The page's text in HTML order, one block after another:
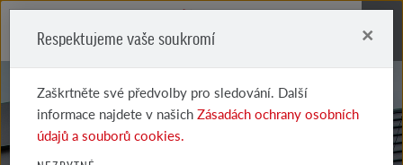
Respektujeme vaše soukromí ×
Zaškrtněte své předvolby pro sledování. Další
informace najdete v našichZásadách ochrany osobních
údajů a souborů cookies.